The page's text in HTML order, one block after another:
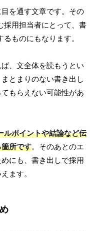
を通す文章です。その
採用担当者にとって、書
ものにもなります。
、文全体を読もうとい
とまりのない書き出し
もらえない可能性があ
ルポイントや結論など伝
所です。そのあとのエ
にも、書き出しで採用
ます。